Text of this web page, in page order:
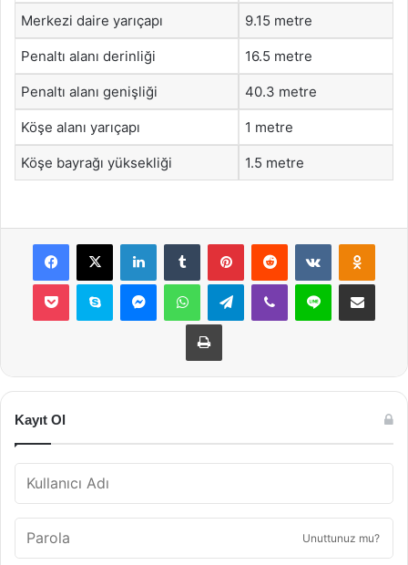
Merkezi daire yarıçapı 9.15 metre
Penaltı alanı derinliği 16.5 metre
Penaltı alanı genişliği 40.3 metre
Köşe alanı yarıçapı 1 metre
Köşe bayrağı yüksekliği 1.5 metre
Facebook
X LinkedInTumblr PinterestReddit VKontakte
Pocket Skype MessengerWhatsAppTelegramViber Line E-Posta ile
Yazdır
Kayıt Ol
Unuttunuz mu?